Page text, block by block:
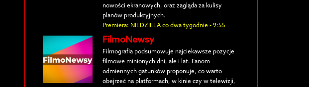
nowości ekranowych, oraz zagląda za kulisy
planów produkcyjnych.
Premiera: NIEDZIELA co dwa tygodnie - 9:55
FilmoNewsy
Filmografia podsumowuje najciekawsze pozycje
filmowe minionych dni, ale i lat. Fanom
odmiennych gatunków proponuje, co warto
obejrzeć na platformach, w kinie czy w telewizji,